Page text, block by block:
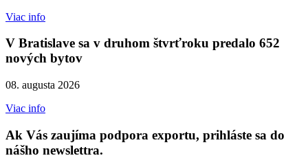
Viac info
V Bratislave sa v druhom štvrťroku predalo 652
nových bytov
08. augusta 2026
Viac info
Ak Vás zaujíma podpora exportu, prihláste sa do
nášho newslettra.